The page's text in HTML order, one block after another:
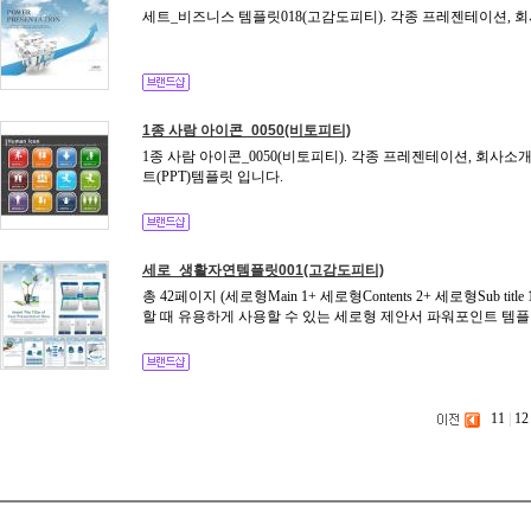
세트_비즈니스 템플릿018(고감도피티). 각종 프레젠테이션,
1종 사람 아이콘_0050(비토피티)
1종 사람 아이콘_0050(비토피티). 각종 프레젠테이션, 회사
트(PPT)템플릿 입니다.
세로_생활자연템플릿001(고감도피티)
총 42페이지 (세로형Main 1+ 세로형Contents 2+ 세로형Sub
할 때 유용하게 사용할 수 있는 세로형 제안서 파워포인트 템
11 12